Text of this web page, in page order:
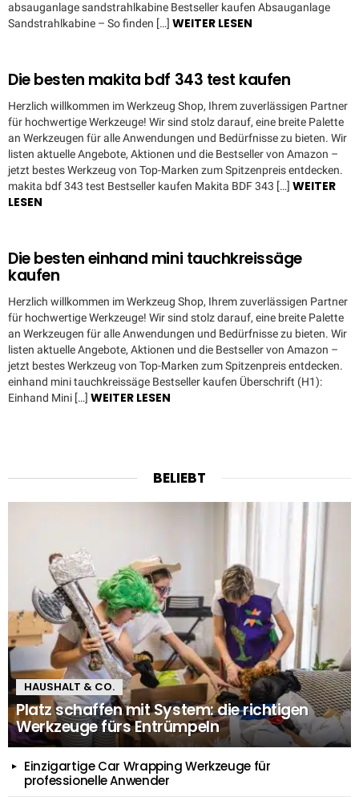
absauganlage sandstrahlkabine Bestseller kaufen Absauganlage
Sandstrahlkabine – So finden […] WEITER LESEN
Die besten makita bdf 343 test kaufen
Herzlich willkommen im Werkzeug Shop, Ihrem zuverlässigen Partner
für hochwertige Werkzeuge! Wir sind stolz darauf, eine breite Palette
an Werkzeugen für alle Anwendungen und Bedürfnisse zu bieten. Wir
listen aktuelle Angebote, Aktionen und die Bestseller von Amazon –
jetzt bestes Werkzeug von Top-Marken zum Spitzenpreis entdecken.
makita bdf 343 test Bestseller kaufen Makita BDF 343 […] WEITER
LESEN
Die besten einhand mini tauchkreissäge
kaufen
Herzlich willkommen im Werkzeug Shop, Ihrem zuverlässigen Partner
für hochwertige Werkzeuge! Wir sind stolz darauf, eine breite Palette
an Werkzeugen für alle Anwendungen und Bedürfnisse zu bieten. Wir
listen aktuelle Angebote, Aktionen und die Bestseller von Amazon –
jetzt bestes Werkzeug von Top-Marken zum Spitzenpreis entdecken.
einhand mini tauchkreissäge Bestseller kaufen Überschrift (H1):
Einhand Mini […] WEITER LESEN
BELIEBT
HAUSHALT & CO.
Platz schaffen mit System: die richtigen
Werkzeuge fürs Entrümpeln
Einzigartige Car Wrapping Werkzeuge für
professionelle Anwender